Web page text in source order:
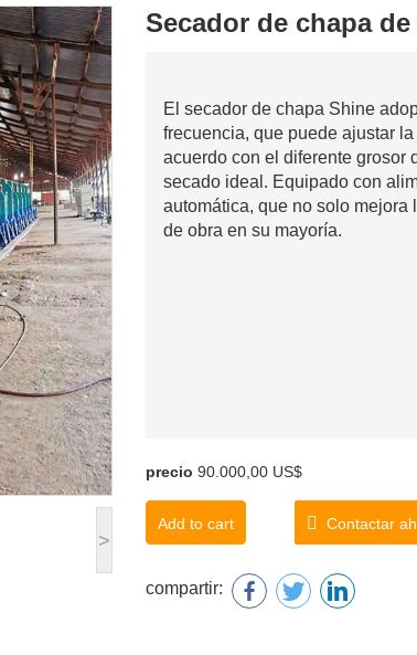
>
Secador de chapa
El secador de chapa Shine
frecuencia, que puede ajustar
acuerdo con el diferente grosor
secado ideal. Equipado con
automática, que no solo
de obra en su mayoría.
precio 90.000,00 US$
Add to cart Contactar
compartir: